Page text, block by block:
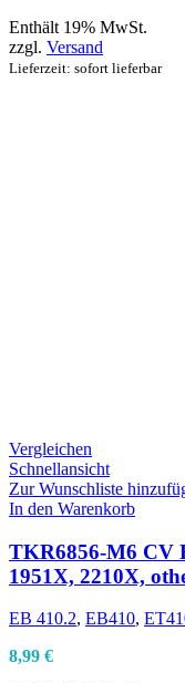
Enthält 19% MwSt.
zzgl. Versand
Lieferzeit: sofort lieferbar
Vergleichen
Schnellansicht
Zur Wunschliste
In den Warenkorb
TKR6856-M6 CV
1951X, 2210X,
EB 410.2, EB410,
8,99 €